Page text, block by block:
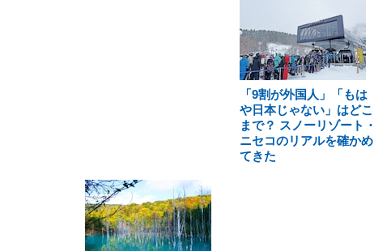
「9割が外国人」「もは
や日本じゃない」はどこ
まで？ スノーリゾート・
ニセコのリアルを確かめ
てきた